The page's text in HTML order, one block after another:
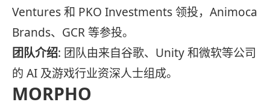
Ventures 和 PKO Investments 领投，Animoca
Brands、GCR 等参投。
团队介绍: 团队由来自谷歌、Unity 和微软等公司
的 AI 及游戏行业资深人士组成。
MORPHO